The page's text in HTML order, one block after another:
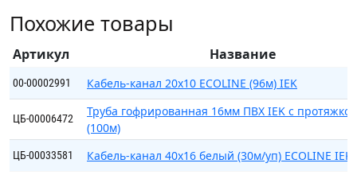
Похожие товары
Артикул Название
00-00002991 Кабель-канал 20х10 ECOLINE (96м) IEK
ЦБ-00006472
Труба гофрированная 16мм ПВХ IEK с
(100м)
ЦБ-00033581 Кабель-канал 40х16 белый (30м/уп) ECOLINE IEK